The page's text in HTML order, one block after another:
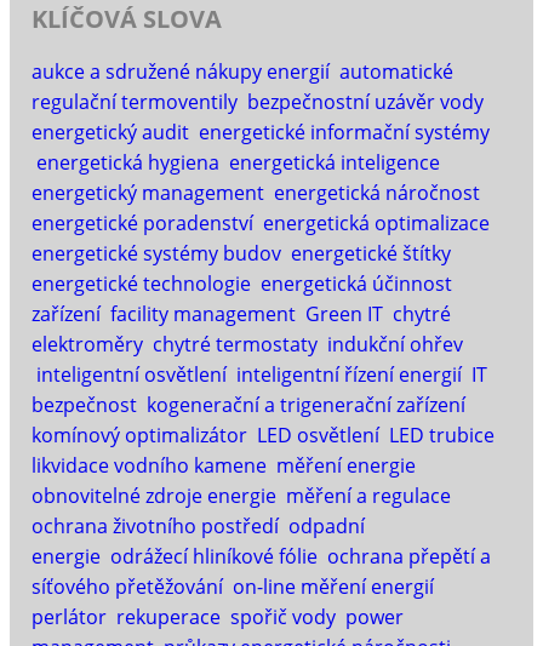
KLÍČOVÁ SLOVA
aukce a sdružené nákupy energií automatické
regulační termoventily bezpečnostní uzávěr vody
energetický audit energetické informační systémy
energetická hygiena energetická inteligence
energetický management energetická náročnost
energetické poradenství energetická optimalizace
energetické systémy budov energetické štítky
energetické technologie energetická účinnost
zařízení facility management Green IT chytré
elektroměry chytré termostaty indukční ohřev
inteligentní osvětlení inteligentní řízení energií IT
bezpečnost kogenerační a trigenerační zařízení
komínový optimalizátor LED osvětlení LED trubice
likvidace vodního kamene měření energie
obnovitelné zdroje energie měření a regulace
ochrana životního postředí odpadní
energie odrážecí hliníkové fólie ochrana přepětí a
síťového přetěžování on-line měření energií
perlátor rekuperace spořič vody power